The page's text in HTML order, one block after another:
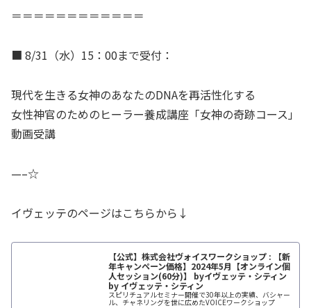
＝＝＝＝＝＝＝＝＝＝＝＝
■ 8/31（水）15：00まで受付：
現代を生きる女神のあなたのDNAを再活性化する
女性神官のためのヒーラー養成講座「女神の奇跡コース」
動画受講
—–☆
イヴェッテのページはこちらから↓
【公式】株式会社ヴォイスワークショップ : 【新
年キャンペーン価格】2024年5月【オンライン個
人セッション(60分)】 byイヴェッテ・シティン
by イヴェッテ・シティン
スピリチュアルセミナー開催で30年以上の実績、バシャー
ル、チャネリングを世に広めたVOICEワークショップ